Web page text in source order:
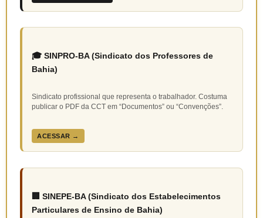
🎓 SINPRO-BA (Sindicato dos Professores de
Bahia)
Sindicato profissional que representa o trabalhador. Costuma
publicar o PDF da CCT em “Documentos” ou “Convenções”.
ACESSAR →
🏢 SINEPE-BA (Sindicato dos Estabelecimentos
Particulares de Ensino de Bahia)